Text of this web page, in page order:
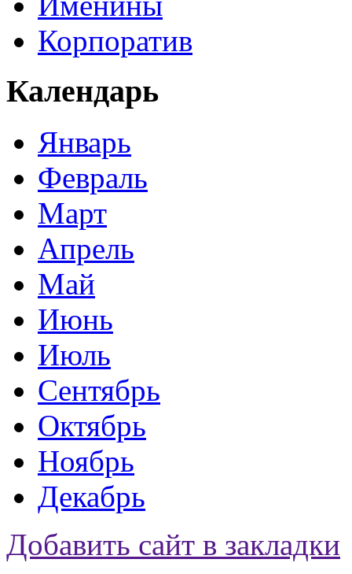
Корпоратив
Календарь
Январь
Февраль
Март
Апрель
Май
Июнь
Июль
Сентябрь
Октябрь
Ноябрь
Декабрь
Добавить сайт в закладки